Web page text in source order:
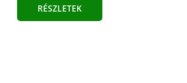
RÉSZLETEK